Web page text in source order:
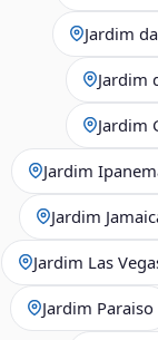
Jardim
Jardim
Jardim
Jardim
Jardim
Jardim Las
Jardim Paraiso